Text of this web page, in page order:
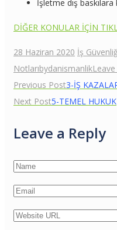
İşletme dış
DİĞER KONULAR İÇİN
28 Haziran 2020 İş
Notlarıbydanismanlik
Yazı
gezinmesi
Previous Post3-İŞ
Next Post5-TEMEL HUKUK
Leave a Reply